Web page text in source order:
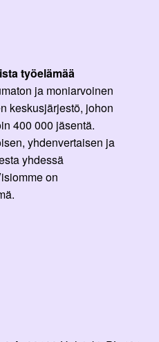
työelämää
ja moniarvoinen
keskusjärjestö, johon
400 000 jäsentä.
yhdenvertaisen ja
yhdessä
on